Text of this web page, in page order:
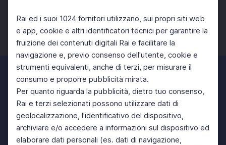
Rai ed i suoi 1024 fornitori utilizzano, sui propri siti web
e app, cookie e altri identificatori tecnici per garantire la
fruizione dei contenuti digitali Rai e facilitare la
navigazione e, previo consenso dell'utente, cookie e
strumenti equivalenti, anche di terzi, per misurare il
consumo e proporre pubblicità mirata.
Per quanto riguarda la pubblicità, dietro tuo consenso,
Rai e terzi selezionati possono utilizzare dati di
geolocalizzazione, l'identificativo del dispositivo,
archiviare e/o accedere a informazioni sul dispositivo ed
elaborare dati personali (es. dati di navigazione,
Facebook Twitter Instagram